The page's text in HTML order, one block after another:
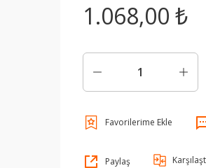
1.068,00 ₺
Paylaş